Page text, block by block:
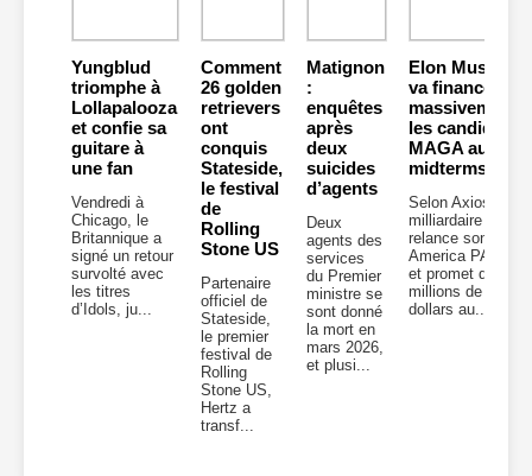
Yungblud
triomphe à
Lollapalooza
et confie sa
guitare à
une fan
Vendredi à
Chicago, le
Britannique a
signé un retour
survolté avec
les titres
d’Idols, ju...
Comment
26 golden
retrievers
ont
conquis
Stateside,
le festival
de
Rolling
Stone US
Partenaire
officiel de
Stateside,
le premier
festival de
Rolling
Stone US,
Hertz a
transf...
Matignon
:
enquêtes
après
deux
suicides
d’agents
Deux
agents des
services
du Premier
ministre se
sont donné
la mort en
mars 2026,
et plusi...
Elon Musk
va financer
massivement
les candidats
MAGA aux
midterms
Selon Axios, le
milliardaire
relance son
America PAC
et promet des
millions de
dollars au...